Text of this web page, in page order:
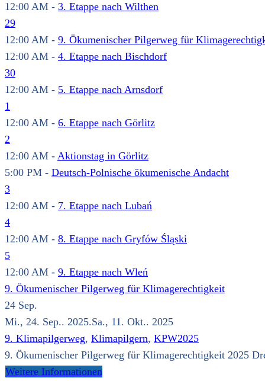
12:00 AM - 3. Etappe nach Wilthen
29
12:00 AM - 9. Ökumenischer Pilgerweg für
12:00 AM - 4. Etappe nach Bischdorf
30
12:00 AM - 5. Etappe nach Arnsdorf
1
12:00 AM - 6. Etappe nach Görlitz
2
12:00 AM - Aktionstag in Görlitz
5:00 PM - Deutsch-Polnische ökumenische Andacht
3
12:00 AM - 7. Etappe nach Lubań
4
12:00 AM - 8. Etappe nach Gryfów Śląski
5
12:00 AM - 9. Etappe nach Wleń
9. Ökumenischer Pilgerweg für Klimagerechtigkeit
24 Sep.
Mi., 24. Sep.. 2025.Sa., 11. Okt.. 2025
9. Klimapilgerweg, Klimapilgern, KPW2025
9. Ökumenischer Pilgerweg für Klimagerechtigkeit 2025
Weitere Informationen